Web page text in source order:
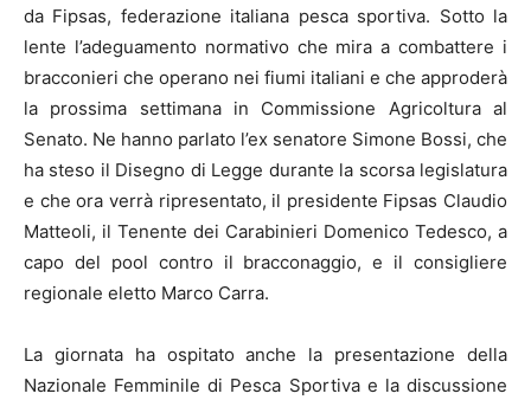
da Fipsas, federazione italiana pesca sportiva. Sotto la
lente l’adeguamento normativo che mira a combattere i
bracconieri che operano nei fiumi italiani e che approderà
la prossima settimana in Commissione Agricoltura al
Senato. Ne hanno parlato l’ex senatore Simone Bossi, che
ha steso il Disegno di Legge durante la scorsa legislatura
e che ora verrà ripresentato, il presidente Fipsas Claudio
Matteoli, il Tenente dei Carabinieri Domenico Tedesco, a
capo del pool contro il bracconaggio, e il consigliere
regionale eletto Marco Carra.
La giornata ha ospitato anche la presentazione della
Nazionale Femminile di Pesca Sportiva e la discussione